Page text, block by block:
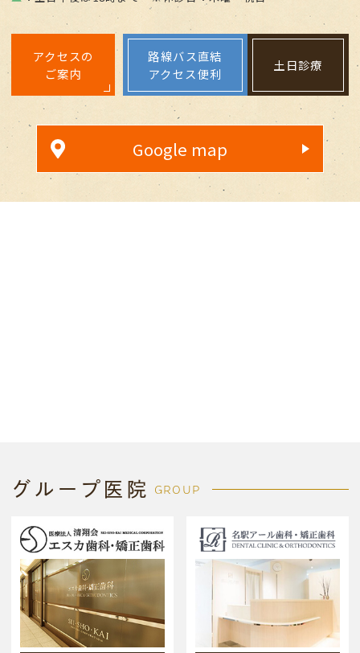
アクセスの
ご案内
路線バス直結
アクセス便利
土日診療
Google map
グループ医院 GROUP